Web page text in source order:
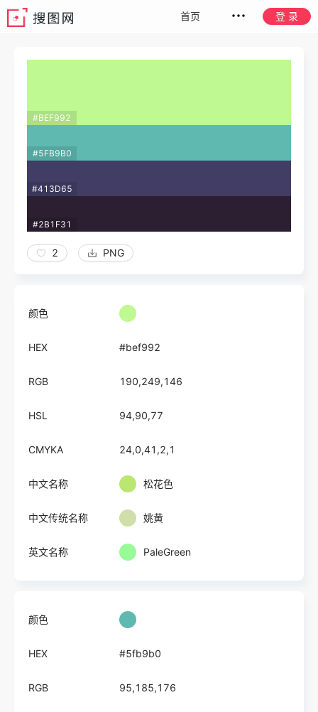
首页 登 录
#BEF992
#5FB9B0
#413D65
#2B1F31
2 PNG
颜色
HEX #bef992
RGB 190,249,146
HSL 94,90,77
CMYKA 24,0,41,2,1
中文名称 松花色
中文传统名称 姚黄
英文名称 PaleGreen
颜色
HEX #5fb9b0
RGB 95,185,176